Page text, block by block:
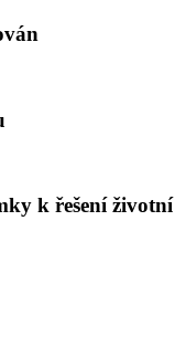
k řešení životní